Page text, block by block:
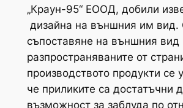
„Краун-95“ ЕООД, добили
дизайна на външния им вид.
съпоставяне на външния вид
разпространяваните от
производството продукти се
че приликите са достатъчни
възможност за заблуда по